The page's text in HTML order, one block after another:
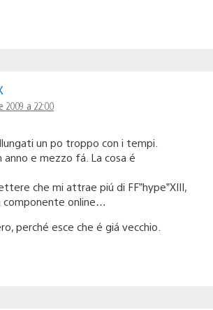
2009 a 22:00
un po troppo con i tempi.
anno e mezzo fá. La cosa é
che mi attrae piú di FF”hype”XIII,
online…
perché esce che é giá vecchio.